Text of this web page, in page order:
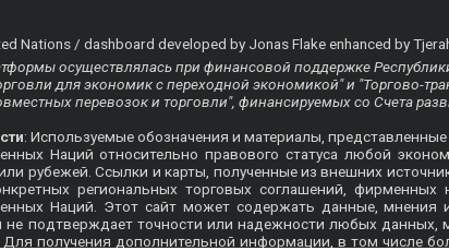
Nations / dashboard developed by Jonas Flake enhanced by
осуществлялась при финансовой поддержке
для экономик с переходной экономикой" и "Торгово-
перевозок и торговли", финансируемых со Счета
: Используемые обозначения и материалы,
Наций относительно правового статуса любой
рубежей. Ссылки и карты, полученные из внешних
региональных торговых соглашений,
Наций. Этот сайт может содержать данные,
не подтверждает точности или надежности любых
получения дополнительной информации, в том числе